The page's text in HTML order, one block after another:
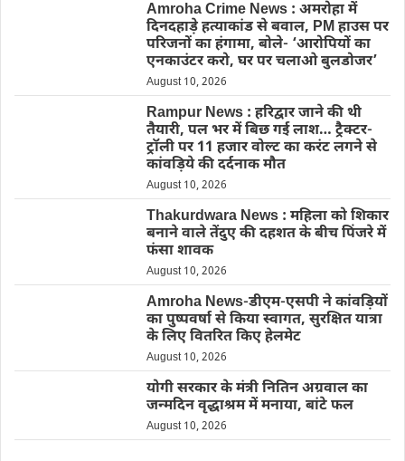
Amroha Crime News : अमरोहा में
दिनदहाड़े हत्याकांड से बवाल, PM हाउस पर
परिजनों का हंगामा, बोले- ‘आरोपियों का
एनकाउंटर करो, घर पर चलाओ बुलडोजर’
August 10, 2026
Rampur News : हरिद्वार जाने की थी
तैयारी, पल भर में बिछ गई लाश… ट्रैक्टर-
ट्रॉली पर 11 हजार वोल्ट का करंट लगने से
कांवड़िये की दर्दनाक मौत
August 10, 2026
Thakurdwara News : महिला को शिकार
बनाने वाले तेंदुए की दहशत के बीच पिंजरे में
फंसा शावक
August 10, 2026
Amroha News-डीएम-एसपी ने कांवड़ियों
का पुष्पवर्षा से किया स्वागत, सुरक्षित यात्रा
के लिए वितरित किए हेलमेट
August 10, 2026
योगी सरकार के मंत्री नितिन अग्रवाल का
जन्मदिन वृद्धाश्रम में मनाया, बांटे फल
August 10, 2026